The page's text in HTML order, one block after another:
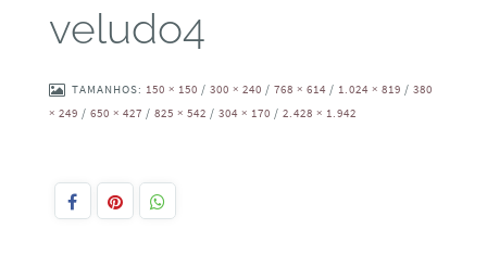
veludo4
TAMANHOS: 150 × 150 / 300 × 240 / 768 × 614 / 1.024 × 819 / 380
× 249 / 650 × 427 / 825 × 542 / 304 × 170 / 2.428 × 1.942